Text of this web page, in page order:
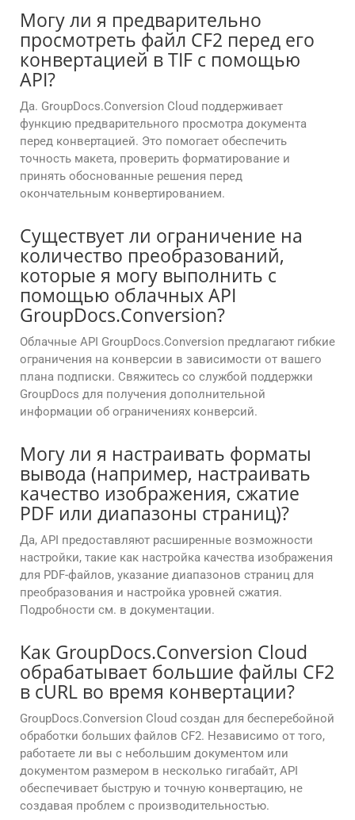
Могу ли я предварительно
просмотреть файл CF2 перед его
конвертацией в TIF с помощью
API?
Да. GroupDocs.Conversion Cloud поддерживает
функцию предварительного просмотра документа
перед конвертацией. Это помогает обеспечить
точность макета, проверить форматирование и
принять обоснованные решения перед
окончательным конвертированием.
Существует ли ограничение на
количество преобразований,
которые я могу выполнить с
помощью облачных API
GroupDocs.Conversion?
Облачные API GroupDocs.Conversion предлагают гибкие
ограничения на конверсии в зависимости от вашего
плана подписки. Свяжитесь со службой поддержки
GroupDocs для получения дополнительной
информации об ограничениях конверсий.
Могу ли я настраивать форматы
вывода (например, настраивать
качество изображения, сжатие
PDF или диапазоны страниц)?
Да, API предоставляют расширенные возможности
настройки, такие как настройка качества изображения
для PDF-файлов, указание диапазонов страниц для
преобразования и настройка уровней сжатия.
Подробности см. в документации.
Как GroupDocs.Conversion Cloud
обрабатывает большие файлы CF2
в cURL во время конвертации?
GroupDocs.Conversion Cloud создан для бесперебойной
обработки больших файлов CF2. Независимо от того,
работаете ли вы с небольшим документом или
документом размером в несколько гигабайт, API
обеспечивает быструю и точную конвертацию, не
создавая проблем с производительностью.